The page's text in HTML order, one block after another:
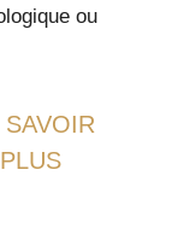
ou
SAVOIR
PLUS